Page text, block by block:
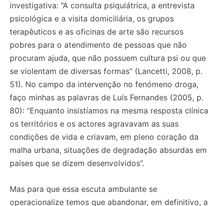
investigativa: “A consulta psiquiátrica, a entrevista
psicológica e a visita domiciliária, os grupos
terapêuticos e as oficinas de arte são recursos
pobres para o atendimento de pessoas que não
procuram ajuda, que não possuem cultura psi ou que
se violentam de diversas formas” (Lancetti, 2008, p.
51). No campo da intervenção no fenómeno droga,
faço minhas as palavras de Luís Fernandes (2005, p.
80): “Enquanto insistíamos na mesma resposta clínica
os territórios e os actores agravavam as suas
condições de vida e criavam, em pleno coração da
malha urbana, situações de degradação absurdas em
países que se dizem desenvolvidos”.
Mas para que essa escuta ambulante se
operacionalize temos que abandonar, em definitivo, a